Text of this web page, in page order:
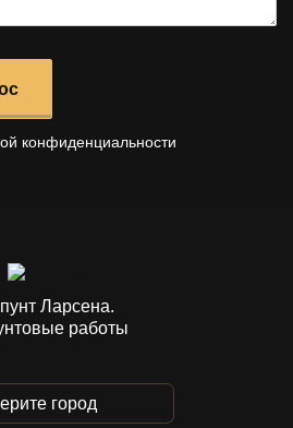
конфиденциальности
Ларсена.
работы
город